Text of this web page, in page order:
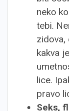
neko
tebi.
zidova,
kakva
lice.
pravo
Seks,